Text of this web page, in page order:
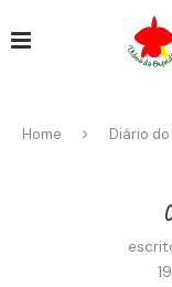
Home Diário